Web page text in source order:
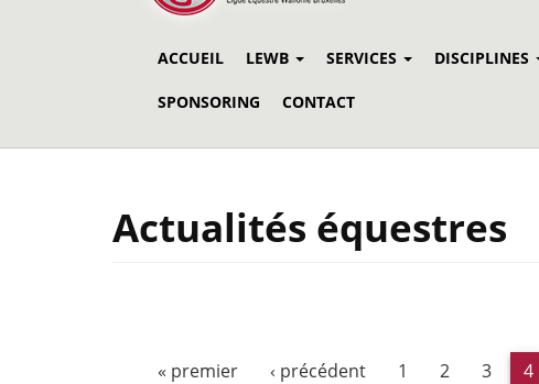
ACCUEIL LEWB SERVICES DISCIPLINES
SPONSORING CONTACT
Actualités équestres
« premier ‹ précédent 1 2 3 4